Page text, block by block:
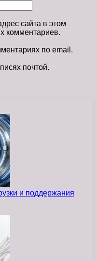
сайта в этом
комментариев.
по email.
почтой.
и поддержания